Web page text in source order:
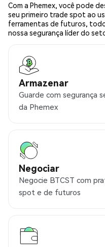
Com a Phemex, você pode
seu primeiro trade spot ao
ferramentas de futuros,
nossa segurança líder do
Armazenar
Guarde com segurança
da Phemex
Negociar
Negocie BTCST com
spot e de futuros